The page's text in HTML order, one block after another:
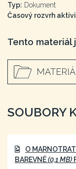
Typ: Dokument
Časový rozvrh
Tento materiál
SOUBORY
O
BAREVNÉ(0,1 MB)